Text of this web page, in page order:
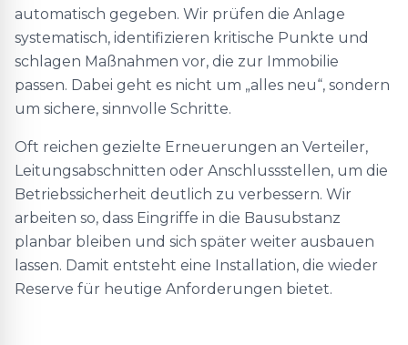
automatisch gegeben. Wir prüfen die Anlage
systematisch, identifizieren kritische Punkte und
schlagen Maßnahmen vor, die zur Immobilie
passen. Dabei geht es nicht um „alles neu“, sondern
um sichere, sinnvolle Schritte.
Oft reichen gezielte Erneuerungen an Verteiler,
Leitungsabschnitten oder Anschlussstellen, um die
Betriebssicherheit deutlich zu verbessern. Wir
arbeiten so, dass Eingriffe in die Bausubstanz
planbar bleiben und sich später weiter ausbauen
lassen. Damit entsteht eine Installation, die wieder
Reserve für heutige Anforderungen bietet.